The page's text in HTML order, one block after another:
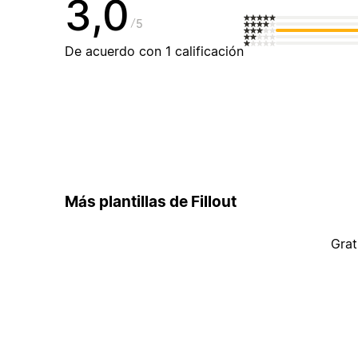
3,0 5
De acuerdo con 1 calificación
Más plantillas de Fillout